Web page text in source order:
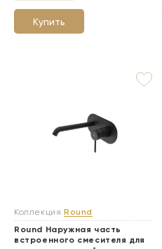
Купить
Коллекция Round
Round Наружная часть
встроенного смесителя для